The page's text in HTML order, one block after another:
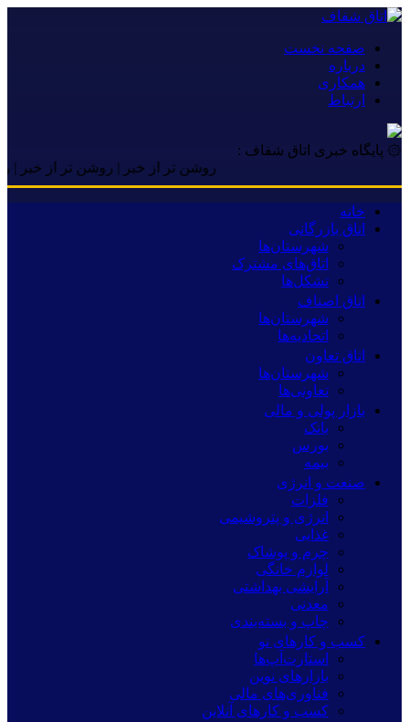
صفحه نخست
درباره
همکاری
ارتباط
۞ پایگاه خبری اتاق شفاف :
روشن تر از خبر | روشن تر از خبر | روشن
خانه
اتاق بازرگانی
شهرستان‌ها
اتاق‌های مشترک
تشکل‌ها
اتاق اصناف
شهرستان‌ها
اتحادیه‌ها
اتاق تعاون
شهرستان‌ها
تعاونی‌ها
بازار پولی و مالی
بانک
بورس
بیمه
صنعت و انرژی
فلزات
انرژی و پتروشیمی
غذایی
چرم و پوشاک
لوازم خانگی
آرایشی بهداشتی
معدنی
چاپ و بسته‌بندی
کسب و کارهای نو
استارت‌آپ‌ها
بازارهای نوین
فناوری‌های مالی
کسب و کارهای آنلاین